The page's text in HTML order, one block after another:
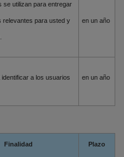
se utilizan para entregar
relevantes para usted y en un año
identificar a los usuarios en un año
Finalidad Plazo